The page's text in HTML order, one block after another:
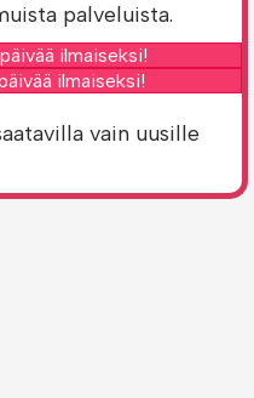
palveluista.
ilmaiseksi!
ilmaiseksi!
vain uusille